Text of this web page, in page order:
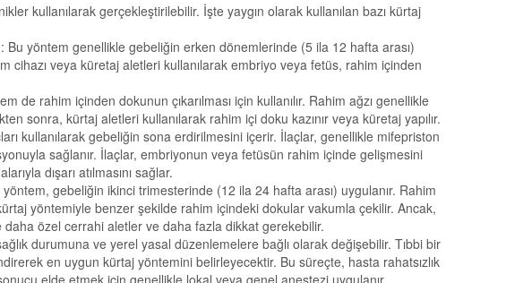
kullanılarak gerçekleştirilebilir. İşte yaygın olarak kullanılan bazı kürtaj
Bu yöntem genellikle gebeliğin erken dönemlerinde (5 ila 12 hafta arası)
cihazı veya küretaj aletleri kullanılarak embriyo veya fetüs, rahim içinden
de rahim içinden dokunun çıkarılması için kullanılır. Rahim ağzı genellikle
sonra, kürtaj aletleri kullanılarak rahim içi doku kazınır veya küretaj yapılır.
kullanılarak gebeliğin sona erdirilmesini içerir. İlaçlar, genellikle mifepriston
sağlanır. İlaçlar, embriyonun veya fetüsün rahim içinde gelişmesini
dışarı atılmasını sağlar.
gebeliğin ikinci trimesterinde (12 ila 24 hafta arası) uygulanır. Rahim
yöntemiyle benzer şekilde rahim içindeki dokular vakumla çekilir. Ancak,
özel cerrahi aletler ve daha fazla dikkat gerekebilir.
durumuna ve yerel yasal düzenlemelere bağlı olarak değişebilir. Tıbbi bir
en uygun kürtaj yöntemini belirleyecektir. Bu süreçte, hasta rahatsızlık
elde etmek için genellikle lokal veya genel anestezi uygulanır.